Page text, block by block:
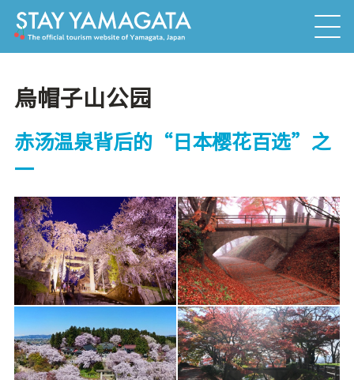
烏帽子山公园
赤汤温泉背后的“日本樱花百选”之
一